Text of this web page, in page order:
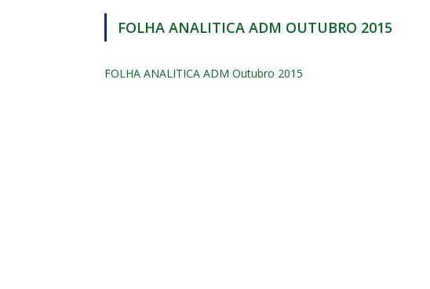
FOLHA ANALITICA ADM OUTUBRO 2015
FOLHA ANALITICA ADM Outubro 2015